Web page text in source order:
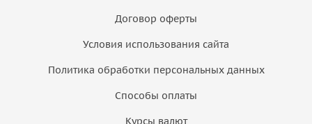
Договор оферты
Условия использования сайта
Политика обработки персональных данных
Способы оплаты
Курсы валют